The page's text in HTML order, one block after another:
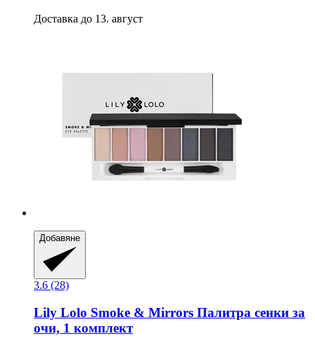
Доставка до 13. август
Добавяне
3.6 (28)
Lily Lolo Smoke & Mirrors Палитра сенки за
очи, 1 комплект